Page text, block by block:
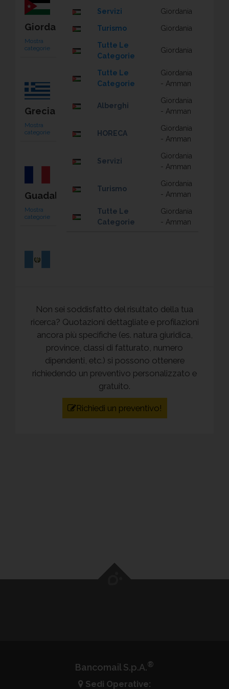
Giordania
Mostra
categorie
Grecia
Mostra
categorie
Guadalupa
Mostra
categorie
Guyana
Francese
Servizi Giordania
Turismo Giordania
Tutte Le
Categorie
Giordania
Tutte Le
Categorie
Giordania
- Amman
Alberghi
Giordania
- Amman
HORECA
Giordania
- Amman
Servizi
Giordania
- Amman
Turismo
Giordania
- Amman
Tutte Le
Categorie
Giordania
- Amman
Non sei soddisfatto del risultato della tua
ricerca? Quotazioni dettagliate e profilazioni
ancora più specifiche (es. natura giuridica,
province, classi di fatturato, numero
dipendenti, etc.) si possono ottenere
richiedendo un preventivo personalizzato e
gratuito.
Richiedi un preventivo!
Bancomail S.p.A.®
Sedi Operative: